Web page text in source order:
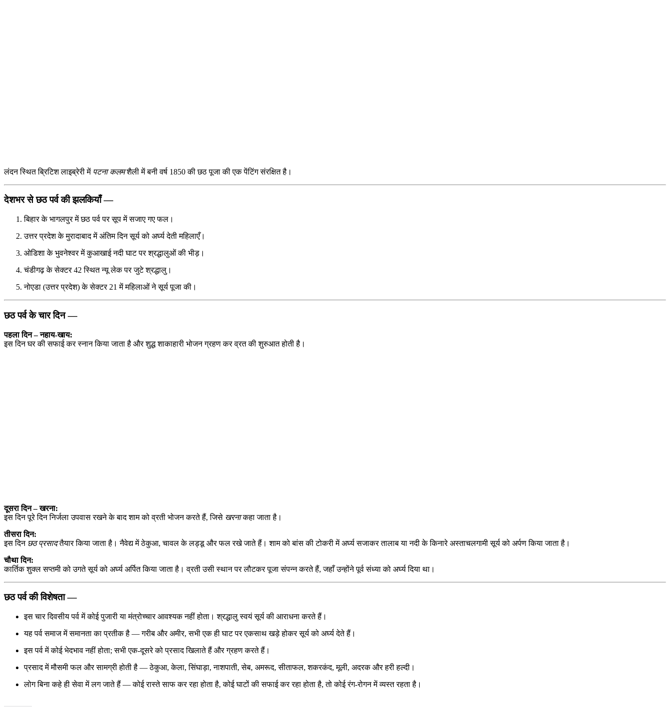
लंदन स्थित ब्रिटिश लाइब्रेरी में पटना कलमशैली में बनी वर्ष 1850 की छठ पूजा की एक पेंटिंग संरक्षित है।
देशभर से छठ पर्व की झलकियाँ —
बिहार के भागलपुर में छठ पर्व पर सूप में सजाए गए फल।
उत्तर प्रदेश के मुरादाबाद में अंतिम दिन सूर्य को अर्घ्य देती महिलाएँ।
ओडिशा के भुवनेश्वर में कुआखाई नदी घाट पर श्रद्धालुओं की भीड़।
चंडीगढ़ के सेक्टर 42 स्थित न्यू लेक पर जुटे श्रद्धालु।
नोएडा (उत्तर प्रदेश) के सेक्टर 21 में महिलाओं ने सूर्य पूजा की।
छठ पर्व के चार दिन —
पहला दिन – नहाय-खाय:
इस दिन घर की सफाई कर स्नान किया जाता है और शुद्ध शाकाहारी भोजन ग्रहण कर व्रत की शुरुआत होती है।
दूसरा दिन – खरना:
इस दिन पूरे दिन निर्जला उपवास रखने के बाद शाम को व्रती भोजन करते हैं, जिसे खरनाकहा जाता है।
तीसरा दिन:
इस दिन छठ प्रसादतैयार किया जाता है। नैवेद्य में ठेकुआ, चावल के लड्डू और फल रखे जाते हैं। शाम को बांस की टोकरी में अर्घ्य सजाकर तालाब या नदी के किनारे अस्ताचलगामी सूर्य को अर्पण किया जाता है।
चौथा दिन:
कार्तिक शुक्ल सप्तमी को उगते सूर्य को अर्घ्य अर्पित किया जाता है। व्रती उसी स्थान पर लौटकर पूजा संपन्न करते हैं, जहाँ उन्होंने पूर्व संध्या को अर्घ्य दिया था।
छठ पर्व की विशेषता —
इस चार दिवसीय पर्व में कोई पुजारी या मंत्रोच्चार आवश्यक नहीं होता। श्रद्धालु स्वयं सूर्य की आराधना करते हैं।
यह पर्व समाज में समानता का प्रतीक है — गरीब और अमीर, सभी एक ही घाट पर एकसाथ खड़े होकर सूर्य को अर्घ्य देते हैं।
इस पर्व में कोई भेदभाव नहीं होता; सभी एक-दूसरे को प्रसाद खिलाते हैं और ग्रहण करते हैं।
प्रसाद में मौसमी फल और सामग्री होती है — ठेकुआ, केला, सिंघाड़ा, नाशपाती, सेब, अमरूद, सीताफल, शकरकंद, मूली, अदरक और हरी हल्दी।
लोग बिना कहे ही सेवा में लग जाते हैं — कोई रास्ते साफ कर रहा होता है, कोई घाटों की सफाई कर रहा होता है, तो कोई रंग-रोगन में व्यस्त रहता है।